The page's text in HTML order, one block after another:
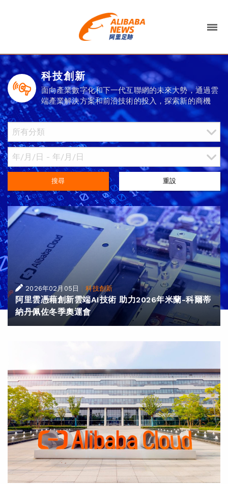
科技創新
面向產業數字化和下一代互聯網的未來大勢，通過雲
端產業解決方案和前沿技術的投入，探索新的商機
搜尋 重設
2026年02月05日 |科技創新
阿里雲憑藉創新雲端AI技術 助力2026年米蘭-科爾蒂
納丹佩佐冬季奧運會